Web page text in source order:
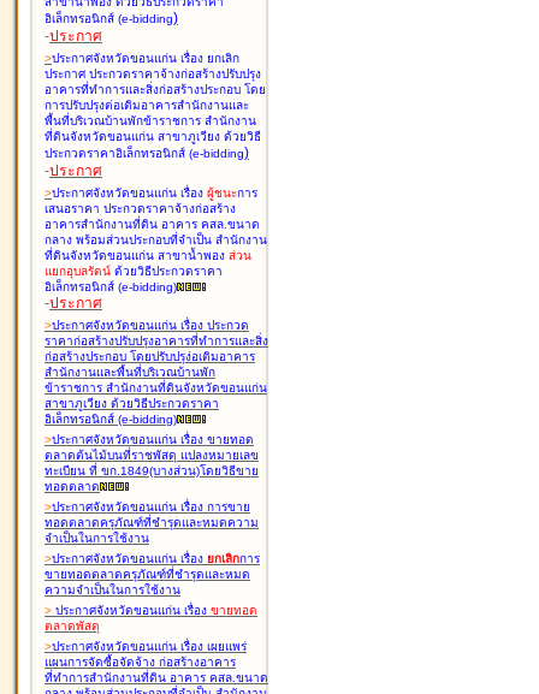
อิเล็กทรอนิกส์ (e-bidding)
-ประกาศ
>ประกาศจังหวัดขอนแก่น เรื่อง ยกเลิก
ประกาศ ประกวดราคาจ้างก่อสร้างปรับปรุง
อาคารที่ทำการและสิ่งก่อสร้างประกอบ โดย
การปรับปรุงต่อเติมอาคารสำนักงานและ
พื้นที่บริเวณบ้านพักข้าราชการ สำนักงาน
ที่ดินจังหวัดขอนแก่น สาขาภูเวียง ด้วยวิธี
ประกวดราคาอิเล็กทรอนิกส์ (e-bidding)
-ประกาศ
>ประกาศจังหวัดขอนแก่น เรื่อง ผู้ชนะการ
เสนอราคา ประกวดราคาจ้างก่อสร้าง
อาคารสำนักงานที่ดิน อาคาร คสล.ขนาด
กลาง พร้อมส่วนประกอบที่จำเป็น สำนักงาน
ที่ดินจังหวัดขอนแก่น สาขาน้ำพอง ส่วน
แยกอุบลรัตน์ ด้วยวิธีประกวดราคา
อิเล็กทรอนิกส์ (e-bidding)
-ประกาศ
>ประกาศจังหวัดขอนแก่น เรื่อง ประกวด
ราคาก่อสร้างปรับปรุงอาคารที่ทำการและสิ่ง
ก่อสร้างประกอบ โดยปรับปรุง่อเติมอาคาร
สำนักงานและพื้นที่บริเวณบ้านพัก
ข้าราชการ สำนักงานที่ดินจังหวัดขอนแก่น
สาขาภูเวียง ด้วยวิธีประกวดราคา
อิเล็กทรอนิกส์ (e-bidding)
>ประกาศจังหวัดขอนแก่น เรื่อง ขายทอด
ตลาดต้นไม้บนที่ราชพัสดุ แปลงหมายเลข
ทะเบียน ที่ ขก.1849(บางส่วน)โดยวิธีขาย
ทอดตลาด
>ประกาศจังหวัดขอนแก่น เรื่อง การขาย
ทอดตลาดครุภัณฑ์ที่ชำรุดและหมดความ
จำเป็นในการใช้งาน
>ประกาศจังหวัดขอนแก่น เรื่อง ยกเลิกการ
ขายทอดตลาดครุภัณฑ์ที่ชำรุดและหมด
ความจำเป็นในการใช้งาน
> ประกาศจังหวัดขอนแก่น เรื่อง ขายทอด
ตลาดพัสดุ
>ประกาศจังหวัดขอนแก่น เรื่อง เผยแพร่
แผนการจัดซื้อจัดจ้าง ก่อสร้างอาคาร
ที่ทำการสำนักงานที่ดิน อาคาร คสล.ขนาด